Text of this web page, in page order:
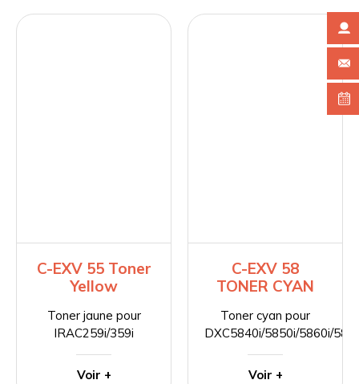
C-EXV 55 Toner
Yellow
Toner jaune pour
IRAC259i/359i
Voir +
C-EXV 58
TONER CYAN
Toner cyan pour
DXC5840i/5850i/5860i/
Voir +